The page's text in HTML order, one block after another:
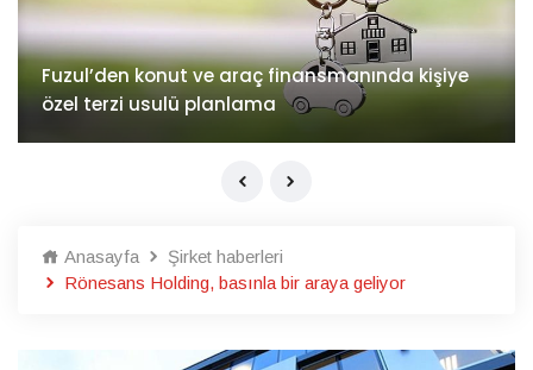
İv Kandilli'de yaşam yakında başlıyor
Anasayfa
Şirket haberleri
Rönesans Holding, basınla bir araya geliyor